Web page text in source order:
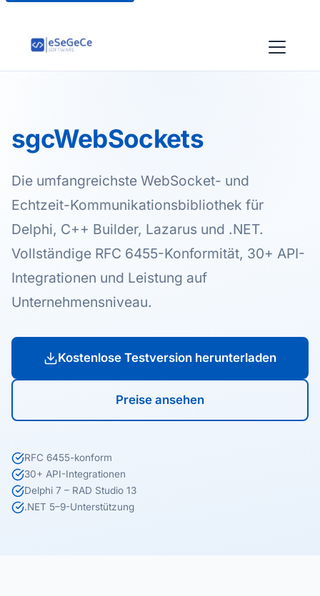
sgcWebSockets
Die umfangreichste WebSocket- und
Echtzeit-Kommunikationsbibliothek für
Delphi, C++ Builder, Lazarus und .NET.
Vollständige RFC 6455-Konformität, 30+ API-
Integrationen und Leistung auf
Unternehmensniveau.
Kostenlose Testversion herunterladen
Preise ansehen
RFC 6455-konform
30+ API-Integrationen
Delphi 7 – RAD Studio 13
.NET 5–9-Unterstützung